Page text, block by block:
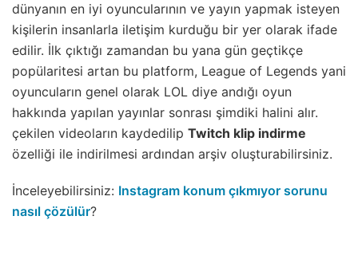
dünyanın en iyi oyuncularının ve yayın yapmak isteyen
kişilerin insanlarla iletişim kurduğu bir yer olarak ifade
edilir. İlk çıktığı zamandan bu yana gün geçtikçe
popülaritesi artan bu platform, League of Legends yani
oyuncuların genel olarak LOL diye andığı oyun
hakkında yapılan yayınlar sonrası şimdiki halini alır.
çekilen videoların kaydedilip Twitch klip indirme
özelliği ile indirilmesi ardından arşiv oluşturabilirsiniz.
İnceleyebilirsiniz: Instagram konum çıkmıyor sorunu
nasıl çözülür?